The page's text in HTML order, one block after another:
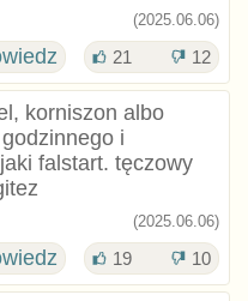
(2025.06.06)
21 12
korniszon albo
i
falstart. tęczowy
(2025.06.06)
19 10